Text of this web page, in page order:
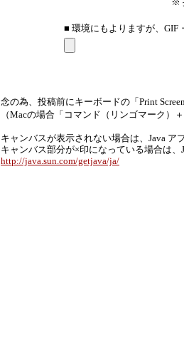
■ 環境にもよりますが、GIF
念の為、投稿前にキーボードの「Print
（Macの場合「コマンド（リンゴマーク）
キャンバスが表示されない場合は、Java
キャンバス部分が×印になっている場合は
http://java.sun.com/getjava/ja/